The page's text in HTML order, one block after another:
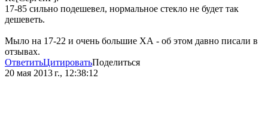
17-85 сильно подешевел, нормальное стекло не будет так
дешеветь.
Мыло на 17-22 и очень большие ХА - об этом давно писали в
отзывах.
ОтветитьЦитироватьПоделиться
20 мая 2013 г., 12:38:12